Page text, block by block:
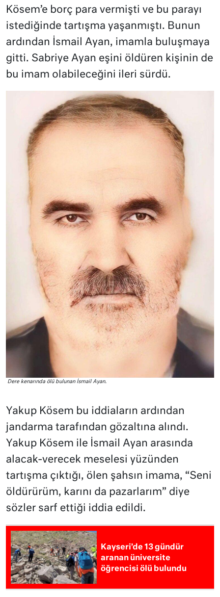
Kösem’e borç para vermişti ve bu parayı
istediğinde tartışma yaşanmıştı. Bunun
ardından İsmail Ayan, imamla buluşmaya
gitti. Sabriye Ayan eşini öldüren kişinin de
bu imam olabileceğini ileri sürdü.
Dere kenarında ölü bulunan İsmail Ayan.
Yakup Kösem bu iddiaların ardından
jandarma tarafından gözaltına alındı.
Yakup Kösem ile İsmail Ayan arasında
alacak-verecek meselesi yüzünden
tartışma çıktığı, ölen şahsın imama, “Seni
öldürürüm, karını da pazarlarım” diye
sözler sarf ettiği iddia edildi.
Kayseri’de 13 gündür
aranan üniversite
öğrencisi ölü bulundu